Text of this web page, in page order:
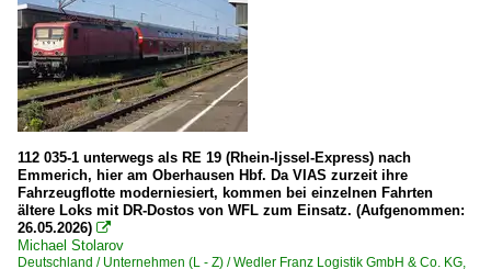
112 035-1 unterwegs als RE 19 (Rhein-Ijssel-Express) nach
Emmerich, hier am Oberhausen Hbf. Da VIAS zurzeit ihre
Fahrzeugflotte moderniesiert, kommen bei einzelnen Fahrten
ältere Loks mit DR-Dostos von WFL zum Einsatz. (Aufgenommen:
26.05.2026) 
Michael Stolarov
Deutschland / Unternehmen (L - Z) / Wedler Franz Logistik GmbH & Co. KG,